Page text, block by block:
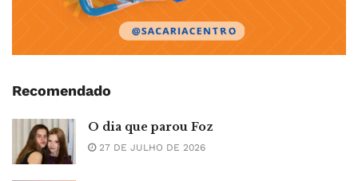
Recomendado
O dia que parou Foz
27 DE JULHO DE 2026